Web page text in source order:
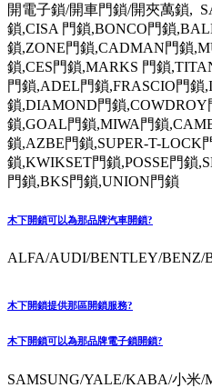
開電子鎖/開車門鎖/開夾萬鎖,
鎖,CISA 門鎖,BONCO門鎖
鎖,ZONE門鎖,CADMAN門鎖
鎖,CES門鎖,MARKS 門鎖
門鎖,ADEL門鎖,FRASCIO門鎖
鎖,DIAMOND門鎖,COWDROY
鎖,GOAL門鎖,MIWA門鎖
鎖,AZBE門鎖,SUPER-T-
鎖,KWIKSET門鎖,POSSE門鎖
門鎖,BKS門鎖,UNION門鎖
木下開鎖可以為那品牌汽車開鎖?
ALFA/AUDI/BENTLEY/BENZ/
木下開鎖提供那區開鎖服務?
木下開鎖可以為那品牌電子鎖開鎖?
SAMSUNG/YALE/KABA/小米/